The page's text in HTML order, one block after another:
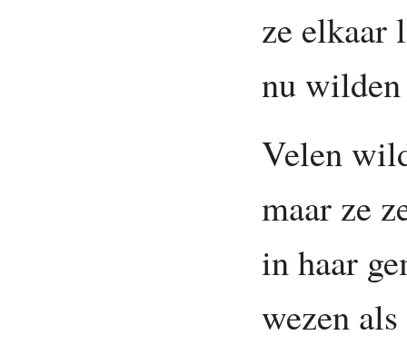
ze elkaar
nu
Velen
maar ze
in haar
wezen